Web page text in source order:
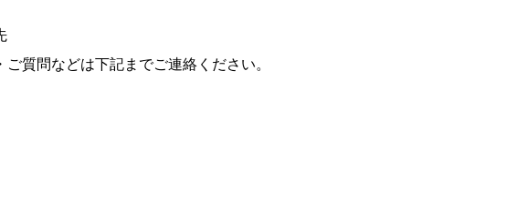
質問などは下記までご連絡ください。